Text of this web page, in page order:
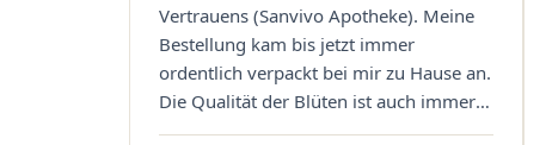
Vertrauens (Sanvivo Apotheke). Meine
Bestellung kam bis jetzt immer
ordentlich verpackt bei mir zu Hause an.
Die Qualität der Blüten ist auch immer
auf einem hohen Niveau, die Auswahl